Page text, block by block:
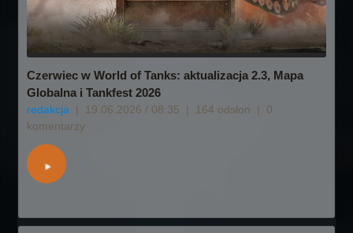
Czerwiec w World of Tanks: aktualizacja 2.3, Mapa
Globalna i Tankfest 2026
redakcja | 19.06.2026 / 08:35 | 164 odsłon |
0
komentarzy